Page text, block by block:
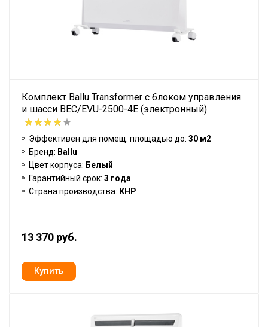
Комплект Ballu Transformer с блоком управления
и шасси BEC/EVU-2500-4E (электронный)
Эффективен для помещ. площадью до: 30 м2
Бренд: Ballu
Цвет корпуса: Белый
Гарантийный срок: 3 года
Страна производства: КНР
13 370 руб.